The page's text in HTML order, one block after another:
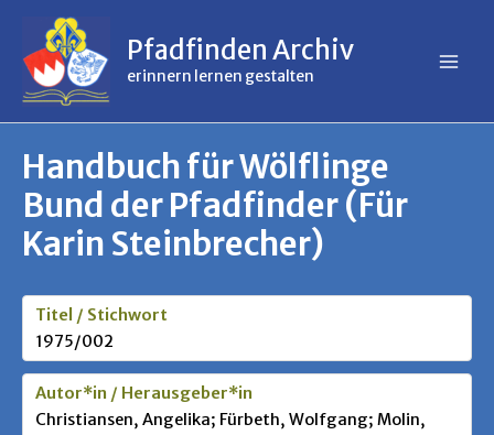
springen
springen
Pfadfinden Archiv
erinnern lernen gestalten
Handbuch für Wölflinge
Bund der Pfadfinder (Für
Karin Steinbrecher)
Titel / Stichwort
1975/002
Autor*in / Herausgeber*in
Christiansen, Angelika; Fürbeth, Wolfgang; Molin,